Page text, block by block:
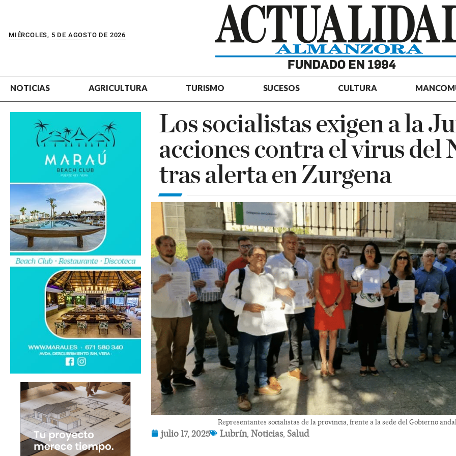
MIÉRCOLES, 5 DE AGOSTO DE 2026
NOTICIAS AGRICULTURA TURISMO SUCESOS CULTURA
Los socialistas exigen a la
acciones contra el virus del
tras alerta en Zurgena
Representantes socialistas de la provincia, frente a la sede del Gobierno
julio 17, 2025 Lubrín,Noticias,Salud